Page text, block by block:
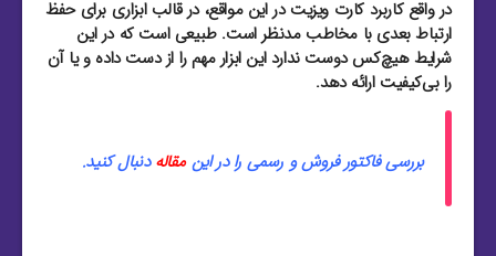
در واقع کاربرد کارت ویزیت در این مواقع، در قالب ابزاری برای حفظ
ارتباط بعدی با مخاطب مدنظر است. طبیعی است که در این
شرایط هیچ‌کس دوست ندارد این ابزار مهم را از دست داده و یا آن
را بی‌کیفیت ارائه دهد.
بررسی فاکتور فروش و رسمی را در اینمقاله دنبال کنید.